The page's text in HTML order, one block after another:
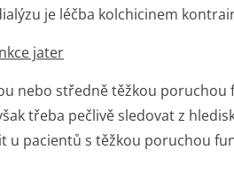
je léčba kolchicinem
jater
nebo středně těžkou poruchou
třeba pečlivě sledovat z
u pacientů s těžkou poruchou